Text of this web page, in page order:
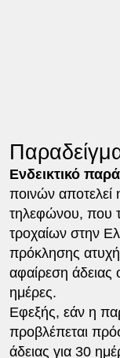
Ενδεικτικό
ποινών αποτελεί
τηλεφώνου, που
τροχαίων στην
πρόκλησης
αφαίρεση άδειας
ημέρες.
Εφεξής, εάν η
προβλέπεται
άδειας για 30